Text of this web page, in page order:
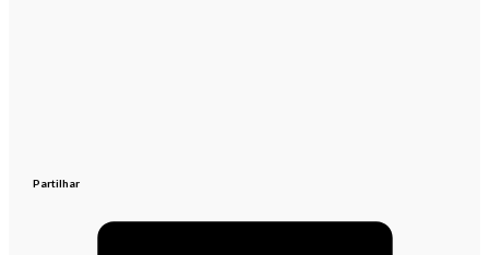
Partilhar